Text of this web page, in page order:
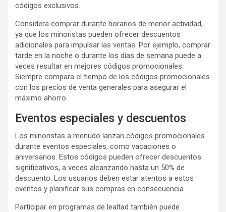
códigos exclusivos.
Considera comprar durante horarios de menor actividad,
ya que los minoristas pueden ofrecer descuentos
adicionales para impulsar las ventas. Por ejemplo, comprar
tarde en la noche o durante los días de semana puede a
veces resultar en mejores códigos promocionales.
Siempre compara el tiempo de los códigos promocionales
con los precios de venta generales para asegurar el
máximo ahorro.
Eventos especiales y descuentos
Los minoristas a menudo lanzan códigos promocionales
durante eventos especiales, como vacaciones o
aniversarios. Estos códigos pueden ofrecer descuentos
significativos, a veces alcanzando hasta un 50% de
descuento. Los usuarios deben estar atentos a estos
eventos y planificar sus compras en consecuencia.
Participar en programas de lealtad también puede